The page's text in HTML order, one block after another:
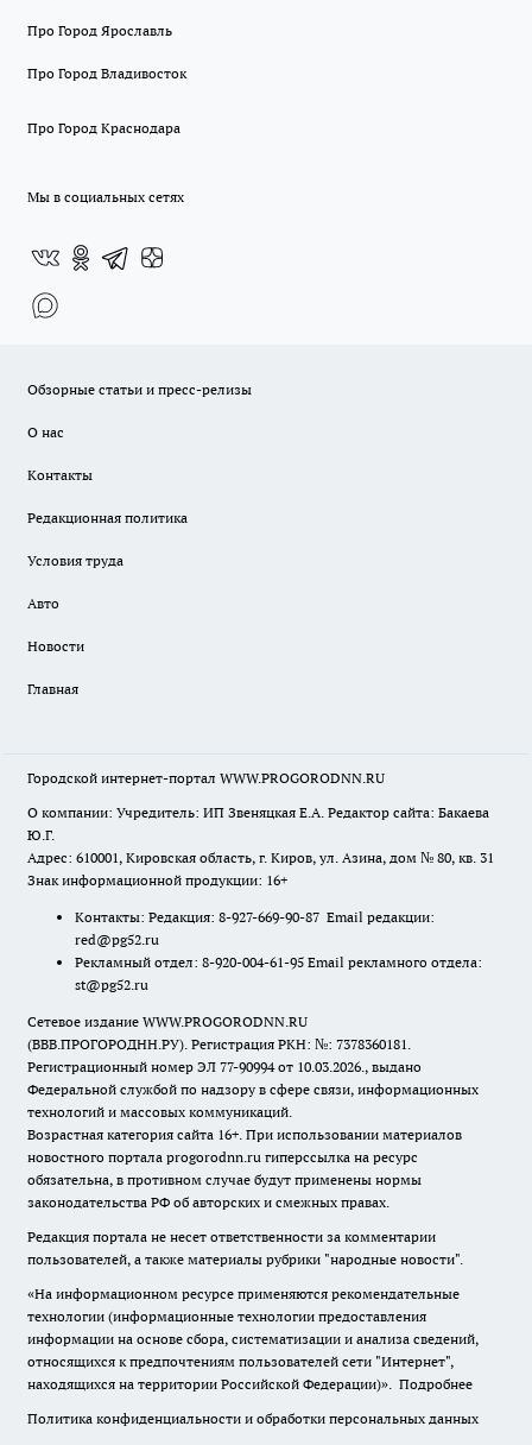
Про Город Ярославль
Про Город Владивосток
Про Город Краснодара
Мы в социальных сетях
Обзорные статьи и пресс-релизы
О нас
Контакты
Редакционная политика
Условия труда
Авто
Новости
Главная
Городской интернет-портал WWW.PROGORODNN.RU
О компании: Учредитель: ИП Звеняцкая Е.А. Редактор сайта: Бакаева
Ю.Г.
Адрес: 610001, Кировская область, г. Киров, ул. Азина, дом № 80, кв. 31
Знак информационной продукции: 16+
Контакты: Редакция: 8-927-669-90-87 Email редакции:
red@pg52.ru
Рекламный отдел: 8-920-004-61-95 Email рекламного отдела:
st@pg52.ru
Сетевое издание WWW.PROGORODNN.RU
(ВВВ.ПРОГОРОДНН.РУ). Регистрация РКН: №: 7378360181.
Регистрационный номер ЭЛ 77-90994 от 10.03.2026., выдано
Федеральной службой по надзору в сфере связи, информационных
технологий и массовых коммуникаций.
Возрастная категория сайта 16+. При использовании материалов
новостного портала progorodnn.ru гиперссылка на ресурс
обязательна, в противном случае будут применены нормы
законодательства РФ об авторских и смежных правах.
Редакция портала не несет ответственности за комментарии
пользователей, а также материалы рубрики "народные новости".
«На информационном ресурсе применяются рекомендательные
технологии (информационные технологии предоставления
информации на основе сбора, систематизации и анализа сведений,
относящихся к предпочтениям пользователей сети "Интернет",
находящихся на территории Российской Федерации)». Подробнее
Политика конфиденциальности и обработки персональных данных